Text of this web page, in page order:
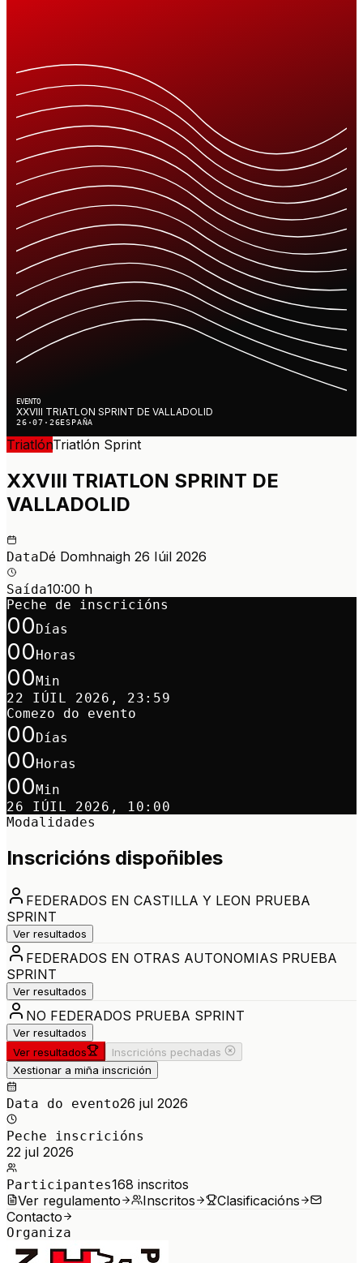
EVENTO
XXVIII TRIATLON SPRINT DE VALLADOLID
26·07·26ESPAÑA
TriatlónTriatlón Sprint
XXVIII TRIATLON SPRINT DE
VALLADOLID
DataDé Domhnaigh 26 Iúil 2026
Saída10:00 h
Peche de inscricións
00 Días
00 Horas
00 Min
22 IÚIL 2026, 23:59
Comezo do evento
00 Días
00 Horas
00 Min
26 IÚIL 2026, 10:00
Modalidades
Inscricións dispoñibles
FEDERADOS EN CASTILLA Y LEON PRUEBA
SPRINT
Ver resultados
FEDERADOS EN OTRAS AUTONOMIAS PRUEBA
SPRINT
Ver resultados
NO FEDERADOS PRUEBA SPRINT
Ver resultados
Ver resultados
Inscricións pechadas
Xestionar a miña inscrición
Data do evento26 jul 2026
Peche inscricións
22 jul 2026
Participantes168 inscritos
Ver regulamento
Inscritos
Clasificacións
Contacto
Organiza